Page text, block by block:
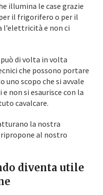
illumina le case grazie
il frigorifero o per il
e non ci
di volta in volta
che possono portare
uno scopo che si avvale
non si esaurisce con la
cavalcare.
la nostra
ripropone al nostro
diventa utile